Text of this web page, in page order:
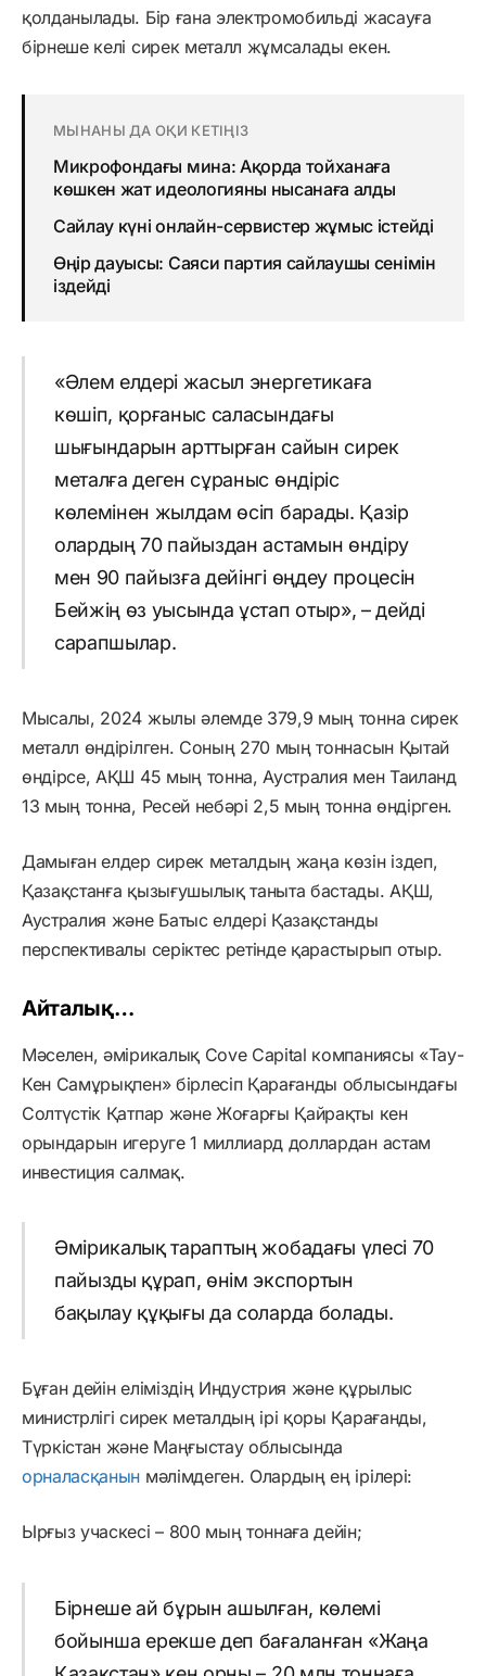
қолданылады. Бір ғана электромобильді жасауға
бірнеше келі сирек металл жұмсалады екен.
МЫНАНЫ ДА ОҚИ КЕТІҢІЗ
Микрофондағы мина: Ақорда тойханаға
көшкен жат идеологияны нысанаға алды
Сайлау күні онлайн-сервистер жұмыс істейді
Өңір дауысы: Саяси партия сайлаушы сенімін
іздейді
«Әлем елдері жасыл энергетикаға
көшіп, қорғаныс саласындағы
шығындарын арттырған сайын сирек
металға деген сұраныс өндіріс
көлемінен жылдам өсіп барады. Қазір
олардың 70 пайыздан астамын өндіру
мен 90 пайызға дейінгі өңдеу процесін
Бейжің өз уысында ұстап отыр», – дейді
сарапшылар.
Мысалы, 2024 жылы әлемде 379,9 мың тонна сирек
металл өндірілген. Соның 270 мың тоннасын Қытай
өндірсе, АҚШ 45 мың тонна, Аустралия мен Таиланд
13 мың тонна, Ресей небәрі 2,5 мың тонна өндірген.
Дамыған елдер сирек металдың жаңа көзін іздеп,
Қазақстанға қызығушылық таныта бастады. АҚШ,
Аустралия және Батыс елдері Қазақстанды
перспективалы серіктес ретінде қарастырып отыр.
Айталық…
Мәселен, әмірикалық Cove Capital компаниясы «Тау-
Кен Самұрықпен» бірлесіп Қарағанды облысындағы
Солтүстік Қатпар және Жоғарғы Қайрақты кен
орындарын игеруге 1 миллиард доллардан астам
инвестиция салмақ.
Әмірикалық тараптың жобадағы үлесі 70
пайызды құрап, өнім экспортын
бақылау құқығы да соларда болады.
Бұған дейін еліміздің Индустрия және құрылыс
министрлігі сирек металдың ірі қоры Қарағанды,
Түркістан және Маңғыстау облысында
орналасқанын мәлімдеген. Олардың ең ірілері:
Ырғыз учаскесі – 800 мың тоннаға дейін;
Бірнеше ай бұрын ашылған, көлемі
бойынша ерекше деп бағаланған «Жаңа